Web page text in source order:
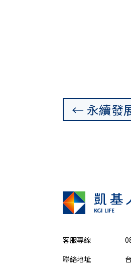
← 永續發
客服專線
聯絡地址